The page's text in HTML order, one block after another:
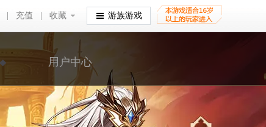
充值 收藏
收藏 游族游戏
用户中心